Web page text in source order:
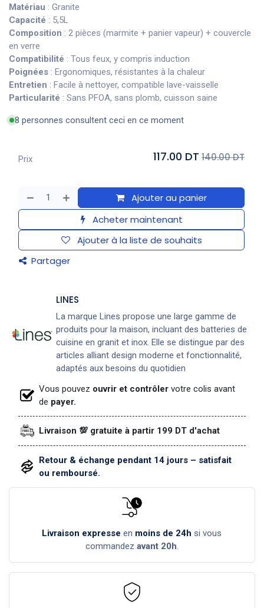
Matériau : Granite
Capacité : 5,5L
Composition : 2 pièces (marmite + panier vapeur) + couvercle
en verre
Compatibilité : Tous feux, y compris induction
Poignées : Ergonomiques, résistantes à la chaleur
Entretien : Facile à nettoyer, compatible lave-vaisselle
Particularité : Sans PFOA, sans plomb, cuisson saine
8 personnes consultent ceci en ce moment
Ajouter au panier
Acheter maintenant
Ajouter à la liste de souhaits
Partager
Prix 117.00 DT 140.00 DT
LINES
La marque Lines propose une large gamme de
produits pour la maison, incluant des batteries de
cuisine en granit et inox. Elle se distingue par des
articles alliant design moderne et fonctionnalité,
adaptés aux besoins du quotidien
Vous pouvez ouvrir et contrôler votre colis avant
de payer.
Livraison 💯 gratuite à partir 199 DT d'achat
Retour & échange pendant 14 jours – satisfait
ou remboursé.
Livraison expresse en moins de 24h si vous
commandez avant 20h.